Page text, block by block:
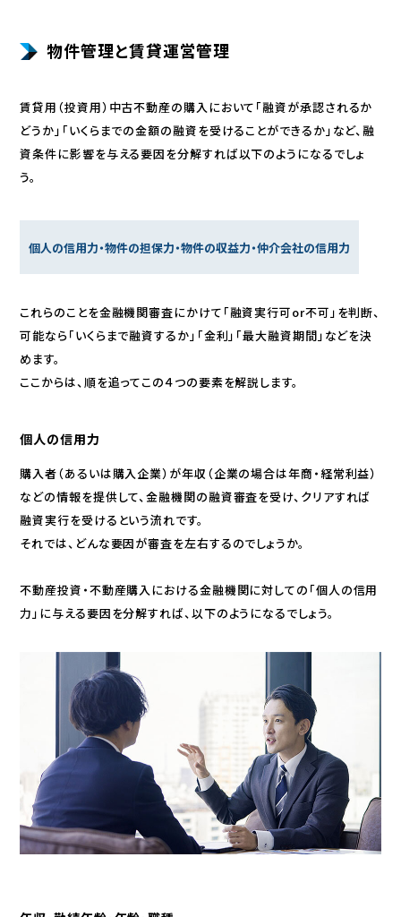
物件管理と賃貸運営管理
賃貸用（投資用）中古不動産の購入において「融資が承認されるか
どうか」「いくらまでの金額の融資を受けることができるか」など、融
資条件に影響を与える要因を分解すれば以下のようになるでしょ
う。
個人の信用力・物件の担保力・物件の収益力・仲介会社の信用力
これらのことを金融機関審査にかけて「融資実行可or不可」を判断、
可能なら「いくらまで融資するか」「金利」「最大融資期間」などを決
めます。
ここからは、順を追ってこの４つの要素を解説します。
個人の信用力
購入者（あるいは購入企業）が年収（企業の場合は年商・経常利益）
などの情報を提供して、金融機関の融資審査を受け、クリアすれば
融資実行を受けるという流れです。
それでは、どんな要因が審査を左右するのでしょうか。
不動産投資・不動産購入における金融機関に対しての「個人の信用
力」に与える要因を分解すれば、以下のようになるでしょう。